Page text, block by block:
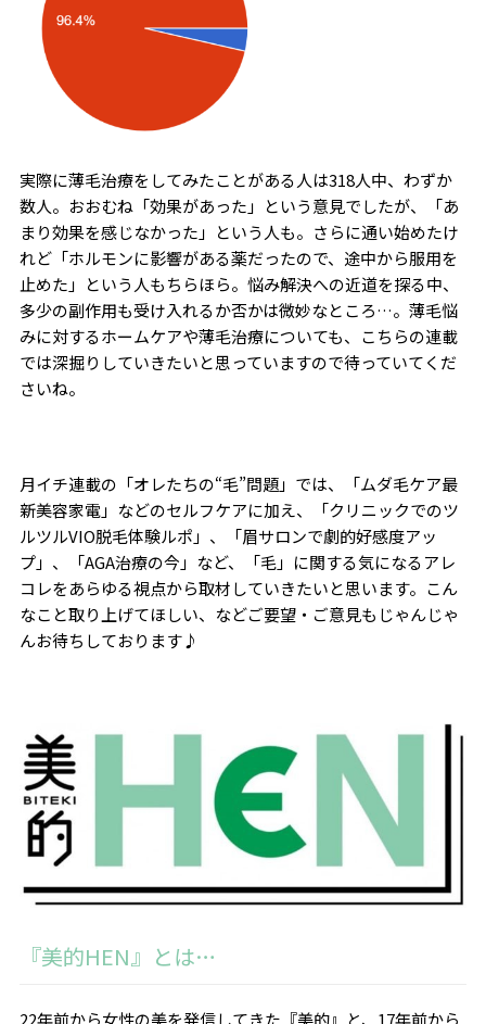
実際に薄毛治療をしてみたことがある人は318人中、わずか
数人。おおむね「効果があった」という意見でしたが、「あ
まり効果を感じなかった」という人も。さらに通い始めたけ
れど「ホルモンに影響がある薬だったので、途中から服用を
止めた」という人もちらほら。悩み解決への近道を探る中、
多少の副作用も受け入れるか否かは微妙なところ…。薄毛悩
みに対するホームケアや薄毛治療についても、こちらの連載
では深掘りしていきたいと思っていますので待っていてくだ
さいね。
月イチ連載の「オレたちの“毛”問題」では、「ムダ毛ケア最
新美容家電」などのセルフケアに加え、「クリニックでのツ
ルツルVIO脱毛体験ルポ」、「眉サロンで劇的好感度アッ
プ」、「AGA治療の今」など、「毛」に関する気になるアレ
コレをあらゆる視点から取材していきたいと思います。こん
なこと取り上げてほしい、などご要望・ご意見もじゃんじゃ
んお待ちしております♪
『美的HEN』とは…
22年前から女性の美を発信してきた『美的』と、17年前から